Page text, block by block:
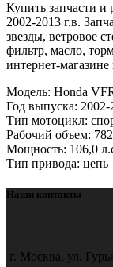
–
Купить запчасти и
2002-2013 г.в.
звезды, ветровое
фильтр, масло,
интернет-
Модель: Honda
Год выпуска: 2002-
Тип мотоцикл:
Рабочий объем:
Мощность: 106,0
Тип привода: цепь
Наши контакты
г. Москва, ул.